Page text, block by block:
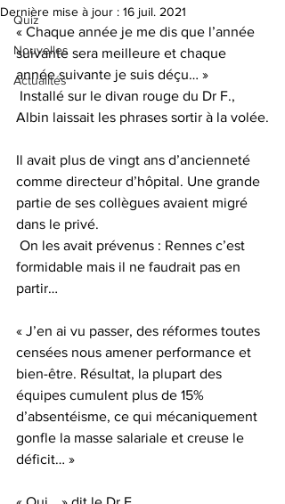
Quiz
Nouvelles
Actualités
Dernière mise à jour : 16 juil. 2021
« Chaque année je me dis que l’année
suivante sera meilleure et chaque
année suivante je suis déçu… »
Albin laissait les phrases sortir à la volée.
Il avait plus de vingt ans d’ancienneté
comme directeur d’hôpital. Une grande
partie de ses collègues avaient migré
dans le privé.
formidable mais il ne faudrait pas en
partir…
« J’en ai vu passer, des réformes toutes
censées nous amener performance et
bien-être. Résultat, la plupart des
équipes cumulent plus de 15%
d’absentéisme, ce qui mécaniquement
gonfle la masse salariale et creuse le
déficit… »